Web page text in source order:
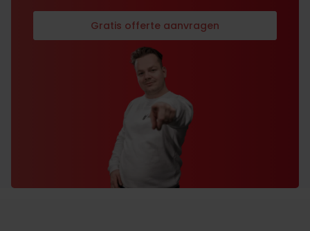
Gratis offerte aanvragen